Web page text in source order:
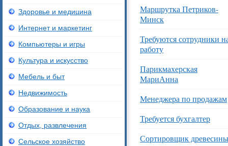
Маршрутка Петриков-
Минск
Требуются сотрудники
работу
Парикмахерская
МариАнна
Менеджера по продажам
Требуется бухгалтер
Сортировщик древесины
Здоровье и медицина
Интернет и маркетинг
Компьютеры и игры
Культура и искусство
Мебель и быт
Недвижимость
Образование и наука
Отдых, развлечения
Сельское хозяйство